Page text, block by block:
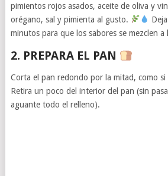
pimientos rojos asados, aceite de oliva y
orégano, sal y pimienta al gusto.
minutos para que los sabores se mezclen a
2. PREPARA EL PAN
Corta el pan redondo por la mitad, como
Retira un poco del interior del pan (sin
aguante todo el relleno).